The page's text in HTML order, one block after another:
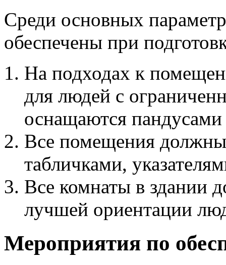
Среди основных
обеспечены при
На подходах к
для людей с
оснащаются
Все помещения
табличками,
Все комнаты в здании
лучшей ориентации
Мероприятия по